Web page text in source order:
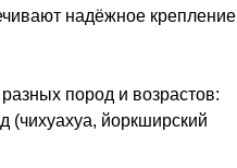
надёжное крепление
пород и возрастов:
(чихуахуа, йоркширский